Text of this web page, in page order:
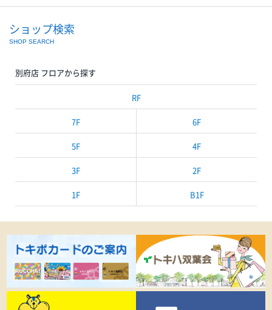
ショップ検索
SHOP SEARCH
別府店 フロアから探す
RF
7F 6F
5F 4F
3F 2F
1F B1F